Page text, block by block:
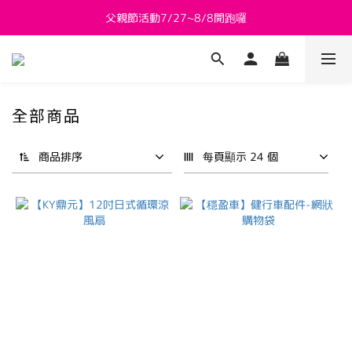
新會員送 $800購物金
父親節活動7/27~8/8開跑囉
新會員送 $800購物金
全部商品
商品排序 每頁顯示 24 個